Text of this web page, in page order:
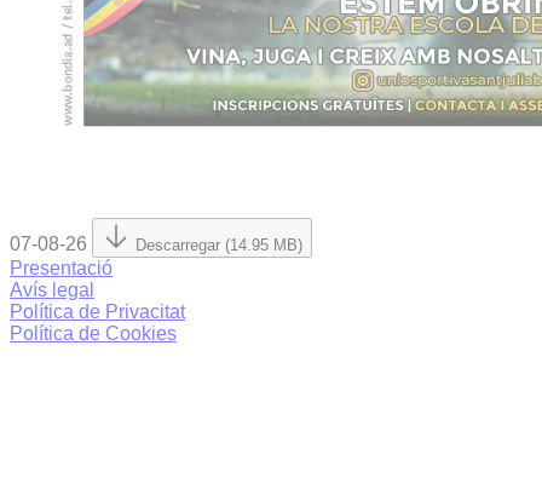
07-08-26 Descarregar (14.95 MB)
Presentació
Avís legal
Política de Privacitat
Política de Cookies